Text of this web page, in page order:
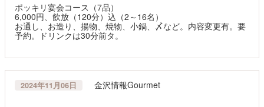
ポッキリ宴会コース（7品）
6,000円、飲放（120分）込（2～16名）
お通し、お造り、揚物、焼物、小鍋、〆など。内容変更有。要
予約。ドリンクは30分前タ。
2024年11月06日 金沢情報Gourmet